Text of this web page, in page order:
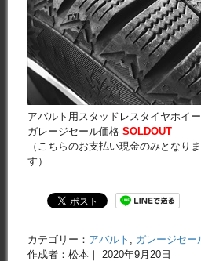
アバルト用スタッドレスタイヤホイ
ガレージセール価格 SOLDOUT
（こちらのお支払い現金のみとなり
す）
カテゴリー： アバルト ガレージセー
作成者：松本｜ 2020年9月20日